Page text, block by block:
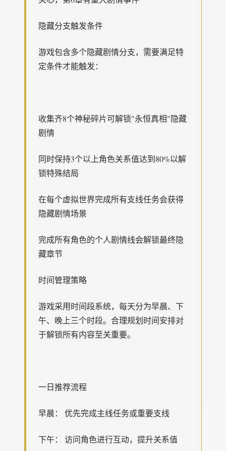
隐藏分支触发条件
游戏包含多个隐藏剧情分支，需要满足特
定条件才能触发：
收集齐8个神秘碎片可解锁"永恒真相"隐藏
剧情
同时保持3个以上角色关系值达到80%以解
锁特殊结局
在每个虚拟世界完成所有支线任务会获得
隐藏剧情场景
完成所有角色的个人剧情线会解锁最终隐
藏章节
时间管理策略
游戏采用时间段系统，每天分为早晨、下
午、晚上三个时段。合理规划时间安排对
于解锁所有内容至关重要。
一日推荐流程
早晨： 优先完成主线任务或重要支线
下午： 访问角色进行互动，提升关系值